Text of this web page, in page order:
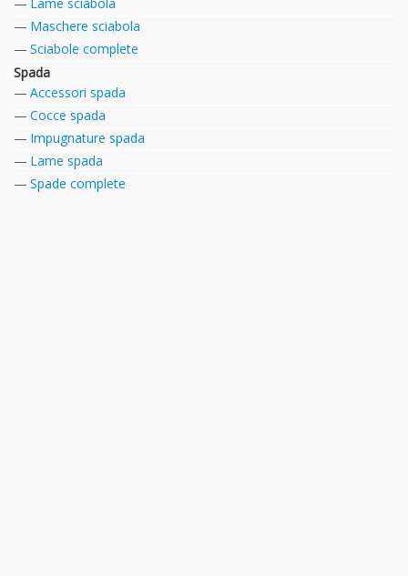
Maschere sciabola
Sciabole complete
Spada
Accessori spada
Cocce spada
Impugnature spada
Lame spada
Spade complete